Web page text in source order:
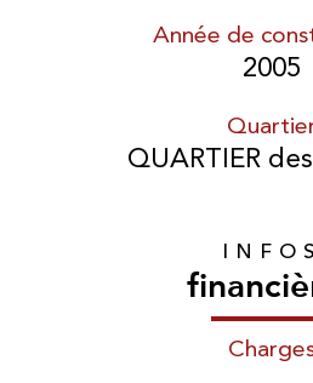
Année de
2005
QUARTIER
INFOS